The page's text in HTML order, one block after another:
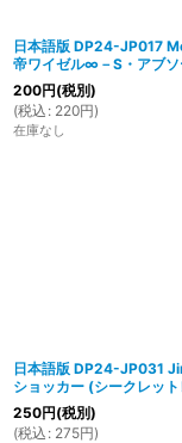
日本語版 DP24-JP017
帝ワイゼル∞－S・アブ
200円(税別)
(税込 : 220円)
在庫なし
日本語版 DP24-JP031
ショッカー (シークレッ
250円(税別)
(税込 : 275円)